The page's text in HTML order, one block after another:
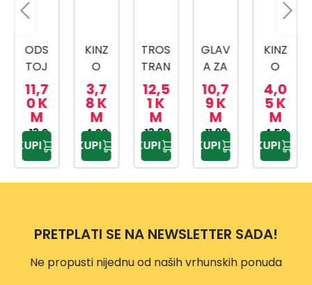
ODS
TOJ
NI
TANJ
UR
11,7
0 K
M
13,0
0 KM
KUPI
KINZ
O
VRTN
E
VEZI
CE
20/1
3,7
8 K
M
4,20
KM
KUPI
TROS
TRAN
A
TURP
IJA
ZA
OŠTR
ENJE
12,5
1 K
M
13,90
KM
KUPI
GLAV
A ZA
TRIM
ER
VP118
7
10,7
9 K
M
11,99
KM
KUPI
KINZ
O
PODL
OGA
ZA
KOLJ
ENA
4,0
5 K
M
4,50
KM
KUPI
PRETPLATI SE NA NEWSLETTER SADA!
Ne propusti nijednu od naših vrhunskih ponuda